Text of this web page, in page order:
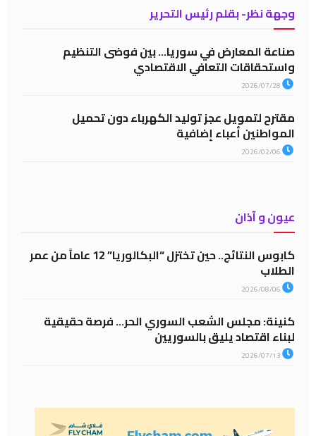
وجهة نظر- بقلم رئيس التحرير
صناعة المعارض في سوريا… بين فوضى التنظيم
واستحقاقات التعافي الاقتصادي
مقترح لتمويل عجز توليد الكهرباء دون تحميل
المواطنين أعباء إضافية
عيون و آذان
كابوس النتائج.. حين تختزل “البكالوريا” 12 عاماً من عمر
الطلاب
كنينة: مجلس الشعب السوري الحر… فرصة حقيقية
لبناء اقتصاد يليق بالسوريين